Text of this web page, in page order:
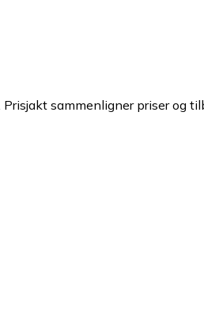
Prisjakt sammenligner priser og